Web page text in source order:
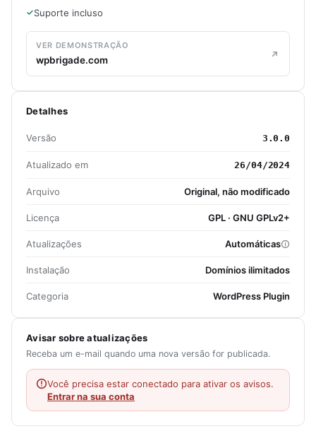
Suporte incluso
VER DEMONSTRAÇÃO
wpbrigade.com
Detalhes
Versão 3.0.0
Atualizado em 26/04/2024
Arquivo Original, não modificado
Licença GPL · GNU GPLv2+
Atualizações Automáticas
Instalação Domínios ilimitados
Categoria WordPress Plugin
Avisar sobre atualizações
Receba um e-mail quando uma nova versão for publicada.
Você precisa estar conectado para ativar os avisos.
Entrar na sua conta